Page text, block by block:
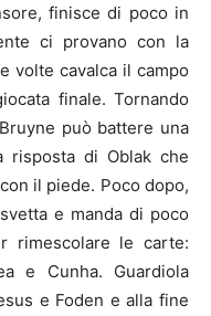
finisce di poco in
ci provano con la
volte cavalca il campo
finale. Tornando
può battere una
risposta di Oblak che
il piede. Poco dopo,
e manda di poco
rimescolare le carte:
e Cunha. Guardiola
e Foden e alla fine